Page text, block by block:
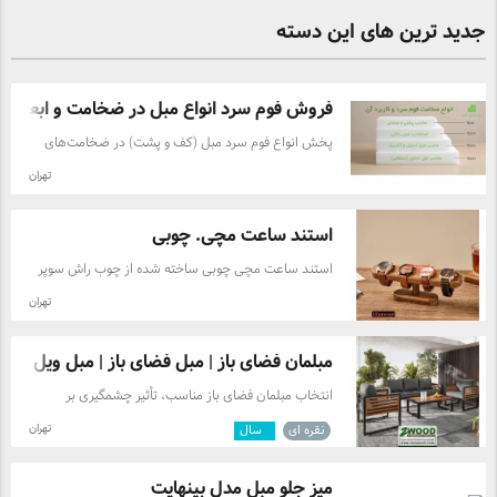
جدید ترین های این دسته
فروش فوم سرد انواع مبل در ضخامت و ابعاد
پخش انواع فوم سرد مبل (کف و پشت) در ضخامت‌های
تهران
استند ساعت مچی. چوبی
استند ساعت مچی چوبی ساخته شده از چوب راش سوپر
تهران
مبلمان فضای باز | مبل فضای باز | مبل ویل ...
انتخاب مبلمان فضای باز مناسب، تأثیر چشمگیری بر
زیبایی، راحتی و کارایی فضاهای روباز دارد. فرقی نمی‌کند
قصد تجهیز حیاط، تراس، روف گاردن، باغ، ویلا یا محوطه
از نظر طراحی، کیفیت ساخت و دوام متناسب با فضای باز
نقره ای سال تهران
میز جلو مبل مدل بینهایت